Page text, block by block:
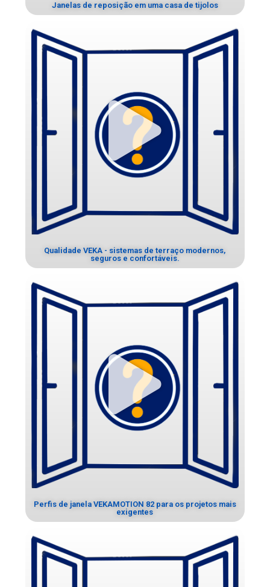
Janelas de reposição em uma casa de tijolos
Qualidade VEKA - sistemas de terraço modernos,
seguros e confortáveis.
Perfis de janela VEKAMOTION 82 para os projetos mais
exigentes